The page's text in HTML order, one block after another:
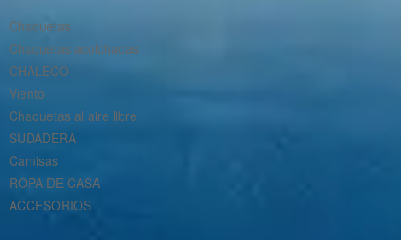
Chaquetas
Chaquetas acolchadas
CHALECO
Viento
Chaquetas al aire libre
SUDADERA
Camisas
ROPA DE CASA
ACCESORIOS